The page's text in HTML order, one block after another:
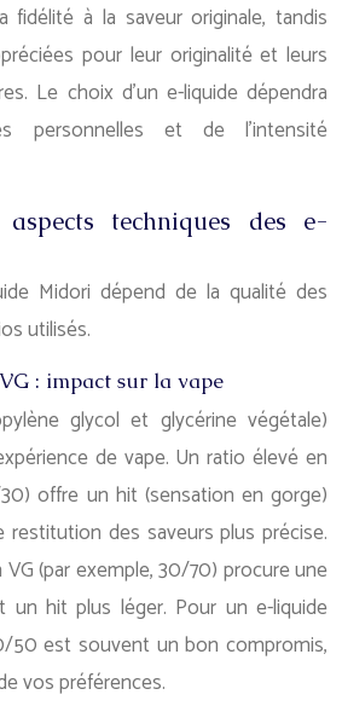
fidélité à la saveur originale, tandis
pour leur originalité et leurs
Le choix d’un e-liquide dépendra
personnelles et de l’intensité
techniques des e-
Midori dépend de la qualité des
utilisés.
: impact sur la vape
glycol et glycérine végétale)
de vape. Un ratio élevé en
offre un hit (sensation en gorge)
des saveurs plus précise.
(par exemple, 30/70) procure une
un hit plus léger. Pour un e-liquide
50 est souvent un bon compromis,
vos préférences.